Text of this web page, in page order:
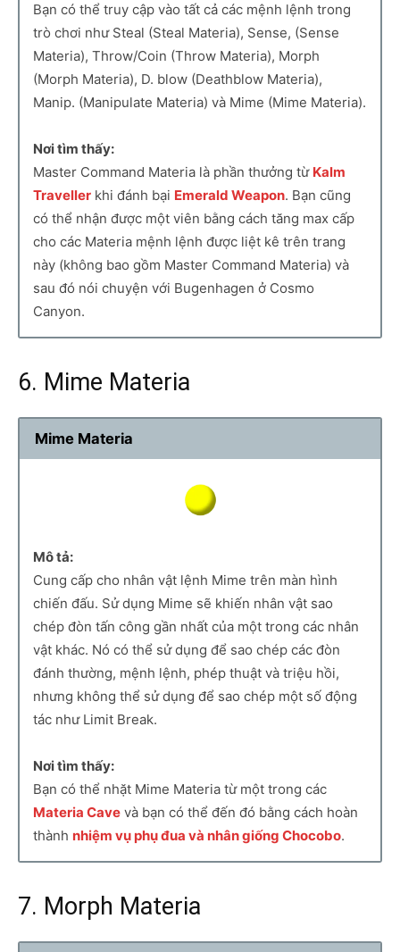
Bạn có thể truy cập vào tất cả các mệnh lệnh trong
trò chơi như Steal (Steal Materia), Sense, (Sense
Materia), Throw/Coin (Throw Materia), Morph
(Morph Materia), D. blow (Deathblow Materia),
Manip. (Manipulate Materia) và Mime (Mime Materia).
Nơi tìm thấy:
Master Command Materia là phần thưởng từ Kalm
Traveller khi đánh bại Emerald Weapon. Bạn cũng
có thể nhận được một viên bằng cách tăng max cấp
cho các Materia mệnh lệnh được liệt kê trên trang
này (không bao gồm Master Command Materia) và
sau đó nói chuyện với Bugenhagen ở Cosmo
Canyon.
6. Mime Materia
Mime Materia
Mô tả:
Cung cấp cho nhân vật lệnh Mime trên màn hình
chiến đấu. Sử dụng Mime sẽ khiến nhân vật sao
chép đòn tấn công gần nhất của một trong các nhân
vật khác. Nó có thể sử dụng để sao chép các đòn
đánh thường, mệnh lệnh, phép thuật và triệu hồi,
nhưng không thể sử dụng để sao chép một số động
tác như Limit Break.
Nơi tìm thấy:
Bạn có thể nhặt Mime Materia từ một trong các
Materia Cave và bạn có thể đến đó bằng cách hoàn
thành nhiệm vụ phụ đua và nhân giống Chocobo.
7. Morph Materia